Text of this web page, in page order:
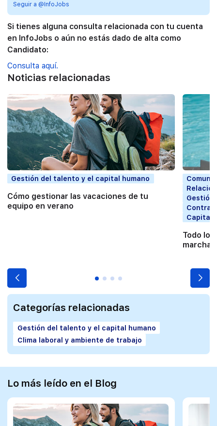
Seguir a @InfoJobs
Si tienes alguna consulta relacionada con tu cuenta
en InfoJobs o aún no estás dado de alta como
Candidato:
Consulta aquí.
Noticias relacionadas
Gestión del talento y el capital humano
Cómo gestionar las vacaciones de tu
equipo en verano
Gestión
Capital
Todo lo
Categorías relacionadas
Gestión del talento y el capital humano
Clima laboral y ambiente de trabajo
Lo más leído en el Blog